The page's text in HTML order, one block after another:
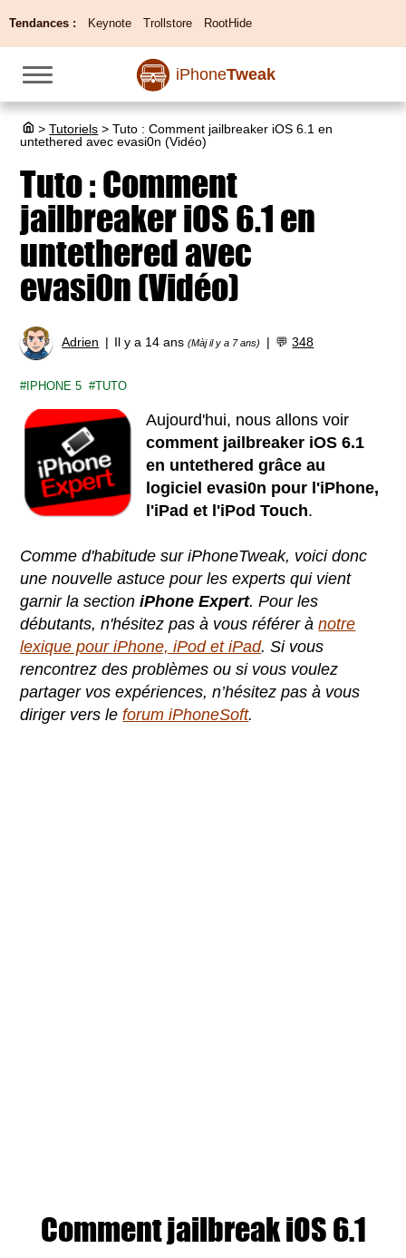
Tendances : Keynote Trollstore RootHide
iPhoneTweak
> Tutoriels > Tuto : Comment jailbreaker iOS 6.1 en
untethered avec evasi0n (Vidéo)
Tuto : Comment
jailbreaker iOS 6.1 en
untethered avec
evasi0n (Vidéo)
Adrien Il y a 14 ans(Màj il y a 7 ans) 💬348
IPHONE 5 TUTO
Aujourd'hui, nous allons voir
comment jailbreaker iOS 6.1
en untethered grâce au
logiciel evasi0n pour l'iPhone,
l'iPad et l'iPod Touch.
Comme d'habitude sur iPhoneTweak, voici donc
une nouvelle astuce pour les experts qui vient
garnir la sectioniPhone Expert. Pour les
débutants, n'hésitez pas à vous référer ànotre
lexique pour iPhone, iPod et iPad. Si vous
rencontrez des problèmes ou si vous voulez
partager vos expériences, n’hésitez pas à vous
diriger vers leforum iPhoneSoft.
Comment jailbreak iOS 6.1